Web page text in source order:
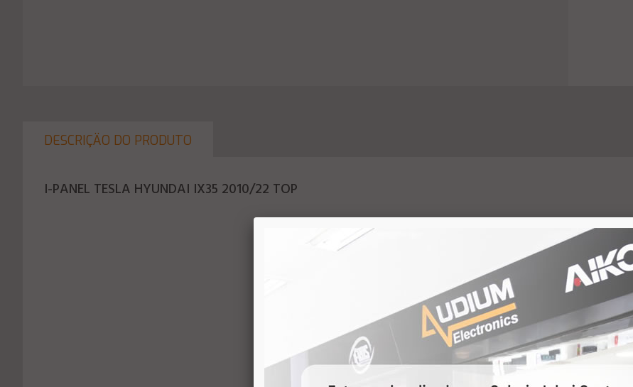
DESCRIÇÄO DO PRODUTO
I-PANEL TESLA HYUNDAI IX35 2010/22 TOP